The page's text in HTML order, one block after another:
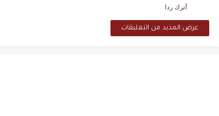
أترك ردا
عرض المذيد من التعليقات